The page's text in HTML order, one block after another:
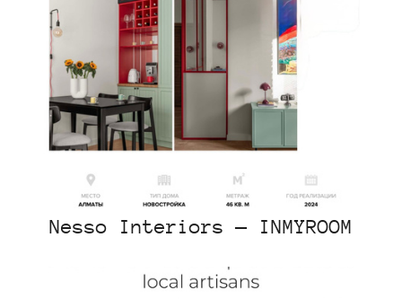
Nesso Interiors — INMYROOM